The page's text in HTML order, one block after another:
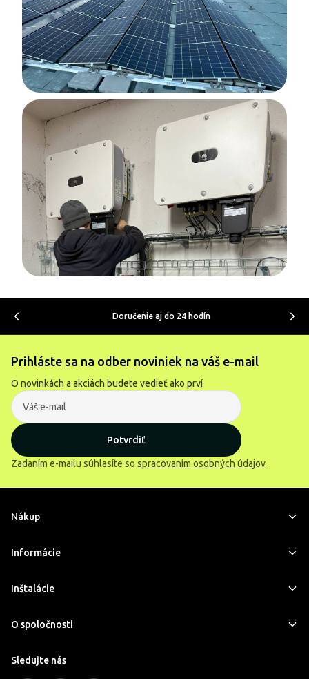
Doručenie aj do 24 hodín
Prihláste sa na odber noviniek na váš e-mail
O novinkách a akciách budete vedieť ako prví
Potvrdiť
Zadaním e-mailu súhlasíte so spracovaním osobných údajov
Nákup
Informácie
Inštalácie
O spoločnosti
Sledujte nás